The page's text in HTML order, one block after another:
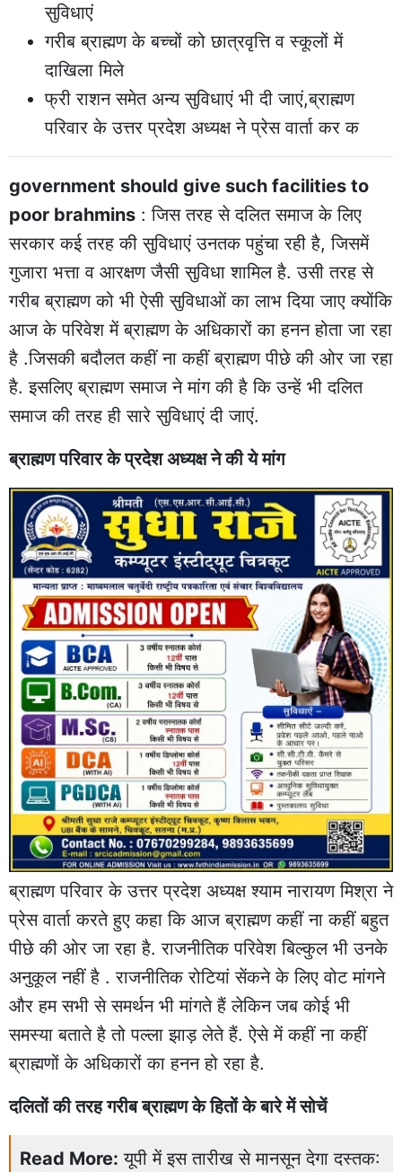
सुविधाएं
गरीब ब्राह्मण के बच्चों को छात्रवृत्ति व स्कूलों में
दाखिला मिले
फ्री राशन समेत अन्य सुविधाएं भी दी जाएं,ब्राह्मण
परिवार के उत्तर प्रदेश अध्यक्ष ने प्रेस वार्ता कर क
government should give such facilities to
poor brahmins : जिस तरह से दलित समाज के लिए
सरकार कई तरह की सुविधाएं उनतक पहुंचा रही है, जिसमें
गुजारा भत्ता व आरक्षण जैसी सुविधा शामिल है. उसी तरह से
गरीब ब्राह्मण को भी ऐसी सुविधाओं का लाभ दिया जाए क्योंकि
आज के परिवेश में ब्राह्मण के अधिकारों का हनन होता जा रहा
है .जिसकी बदौलत कहीं ना कहीं ब्राह्मण पीछे की ओर जा रहा
है. इसलिए ब्राह्मण समाज ने मांग की है कि उन्हें भी दलित
समाज की तरह ही सारे सुविधाएं दी जाएं.
ब्राह्मण परिवार के प्रदेश अध्यक्ष ने की ये मांग
ब्राह्मण परिवार के उत्तर प्रदेश अध्यक्ष श्याम नारायण मिश्रा ने
प्रेस वार्ता करते हुए कहा कि आज ब्राह्मण कहीं ना कहीं बहुत
पीछे की ओर जा रहा है. राजनीतिक परिवेश बिल्कुल भी उनके
अनुकूल नहीं है . राजनीतिक रोटियां सेंकने के लिए वोट मांगने
और हम सभी से समर्थन भी मांगते हैं लेकिन जब कोई भी
समस्या बताते है तो पल्ला झाड़ लेते हैं. ऐसे में कहीं ना कहीं
ब्राह्मणों के अधिकारों का हनन हो रहा है.
दलितों की तरह गरीब ब्राह्मण के हितों के बारे में सोचें
Read More: यूपी में इस तारीख से मानसून देगा दस्तक: